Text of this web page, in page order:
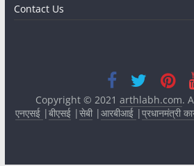
Contact Us
Copyright © 2021 arthlabh.com.
एनएसई |बीएसई|सेबी|आरबीआई |प्रधानमंत्री